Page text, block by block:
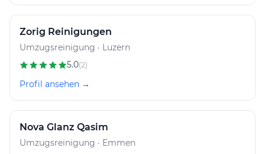
Zorig Reinigungen
Umzugsreinigung · Luzern
5.0(2)
Profil ansehen →
Nova Glanz Qasim
Umzugsreinigung · Emmen